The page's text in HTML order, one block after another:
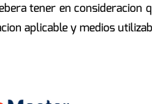
tener en consideracion
aplicable y medios